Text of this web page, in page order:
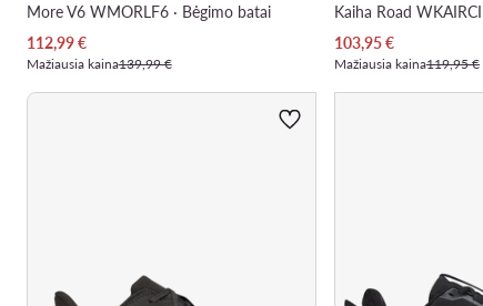
More V6 WMORLF6 · Bėgimo batai
Dabartinė kaina
112,99€
Mažiausia kaina139,99 €
Kaiha Road
Dabartinė kaina
103,95€
Mažiausia kaina119,95 €